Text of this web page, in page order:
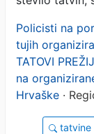
Policisti na
tujih
TATOVI
na
Hrvaške ·
tatvine